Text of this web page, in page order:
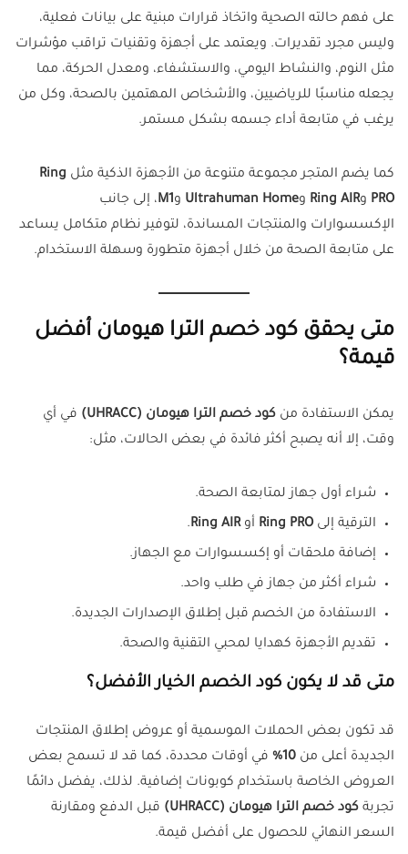
على فهم حالته الصحية واتخاذ قرارات مبنية على بيانات فعلية،
وليس مجرد تقديرات. ويعتمد على أجهزة وتقنيات تراقب مؤشرات
مثل النوم، والنشاط اليومي، والاستشفاء، ومعدل الحركة، مما
يجعله مناسبًا للرياضيين، والأشخاص المهتمين بالصحة، وكل من
يرغب في متابعة أداء جسمه بشكل مستمر.
كما يضم المتجر مجموعة متنوعة من الأجهزة الذكية مثل Ring
PRO وRing AIR وUltrahuman Home وM1، إلى جانب
الإكسسوارات والمنتجات المساندة، لتوفير نظام متكامل يساعد
على متابعة الصحة من خلال أجهزة متطورة وسهلة الاستخدام.
متى يحقق كود خصم الترا هيومان أفضل
قيمة؟
يمكن الاستفادة من كود خصم الترا هيومان (UHRACC)
في أي
وقت، إلا أنه يصبح أكثر فائدة في بعض الحالات، مثل:
شراء أول جهاز لمتابعة الصحة.
الترقية إلىRing PRO أوRing AIR
.
إضافة ملحقات أو إكسسوارات مع الجهاز.
شراء أكثر من جهاز في طلب واحد.
الاستفادة من الخصم قبل إطلاق الإصدارات الجديدة.
تقديم الأجهزة كهدايا لمحبي التقنية والصحة.
متى قد لا يكون كود الخصم الخيار الأفضل؟
قد تكون بعض الحملات الموسمية أو عروض إطلاق المنتجات
الجديدة أعلى من 10%
في أوقات محددة، كما قد لا تسمح بعض
العروض الخاصة باستخدام كوبونات إضافية. لذلك، يفضل دائمًا
تجربة كود خصم الترا هيومان (UHRACC)
قبل الدفع ومقارنة
السعر النهائي للحصول على أفضل قيمة.